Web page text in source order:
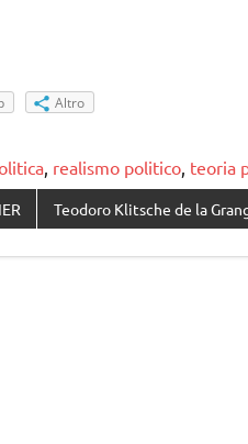
Altro
, realismo politico, teoria
Teodoro Klitsche de la